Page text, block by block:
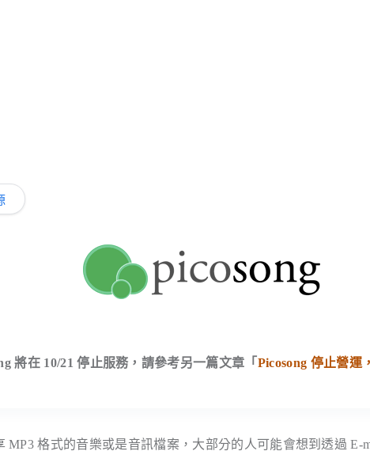
將在 10/21 停止服務，請參考另一篇文章「 Picosong 停止營運
MP3 格式的音樂或是音訊檔案，大部分的人可能會想到透過 E-